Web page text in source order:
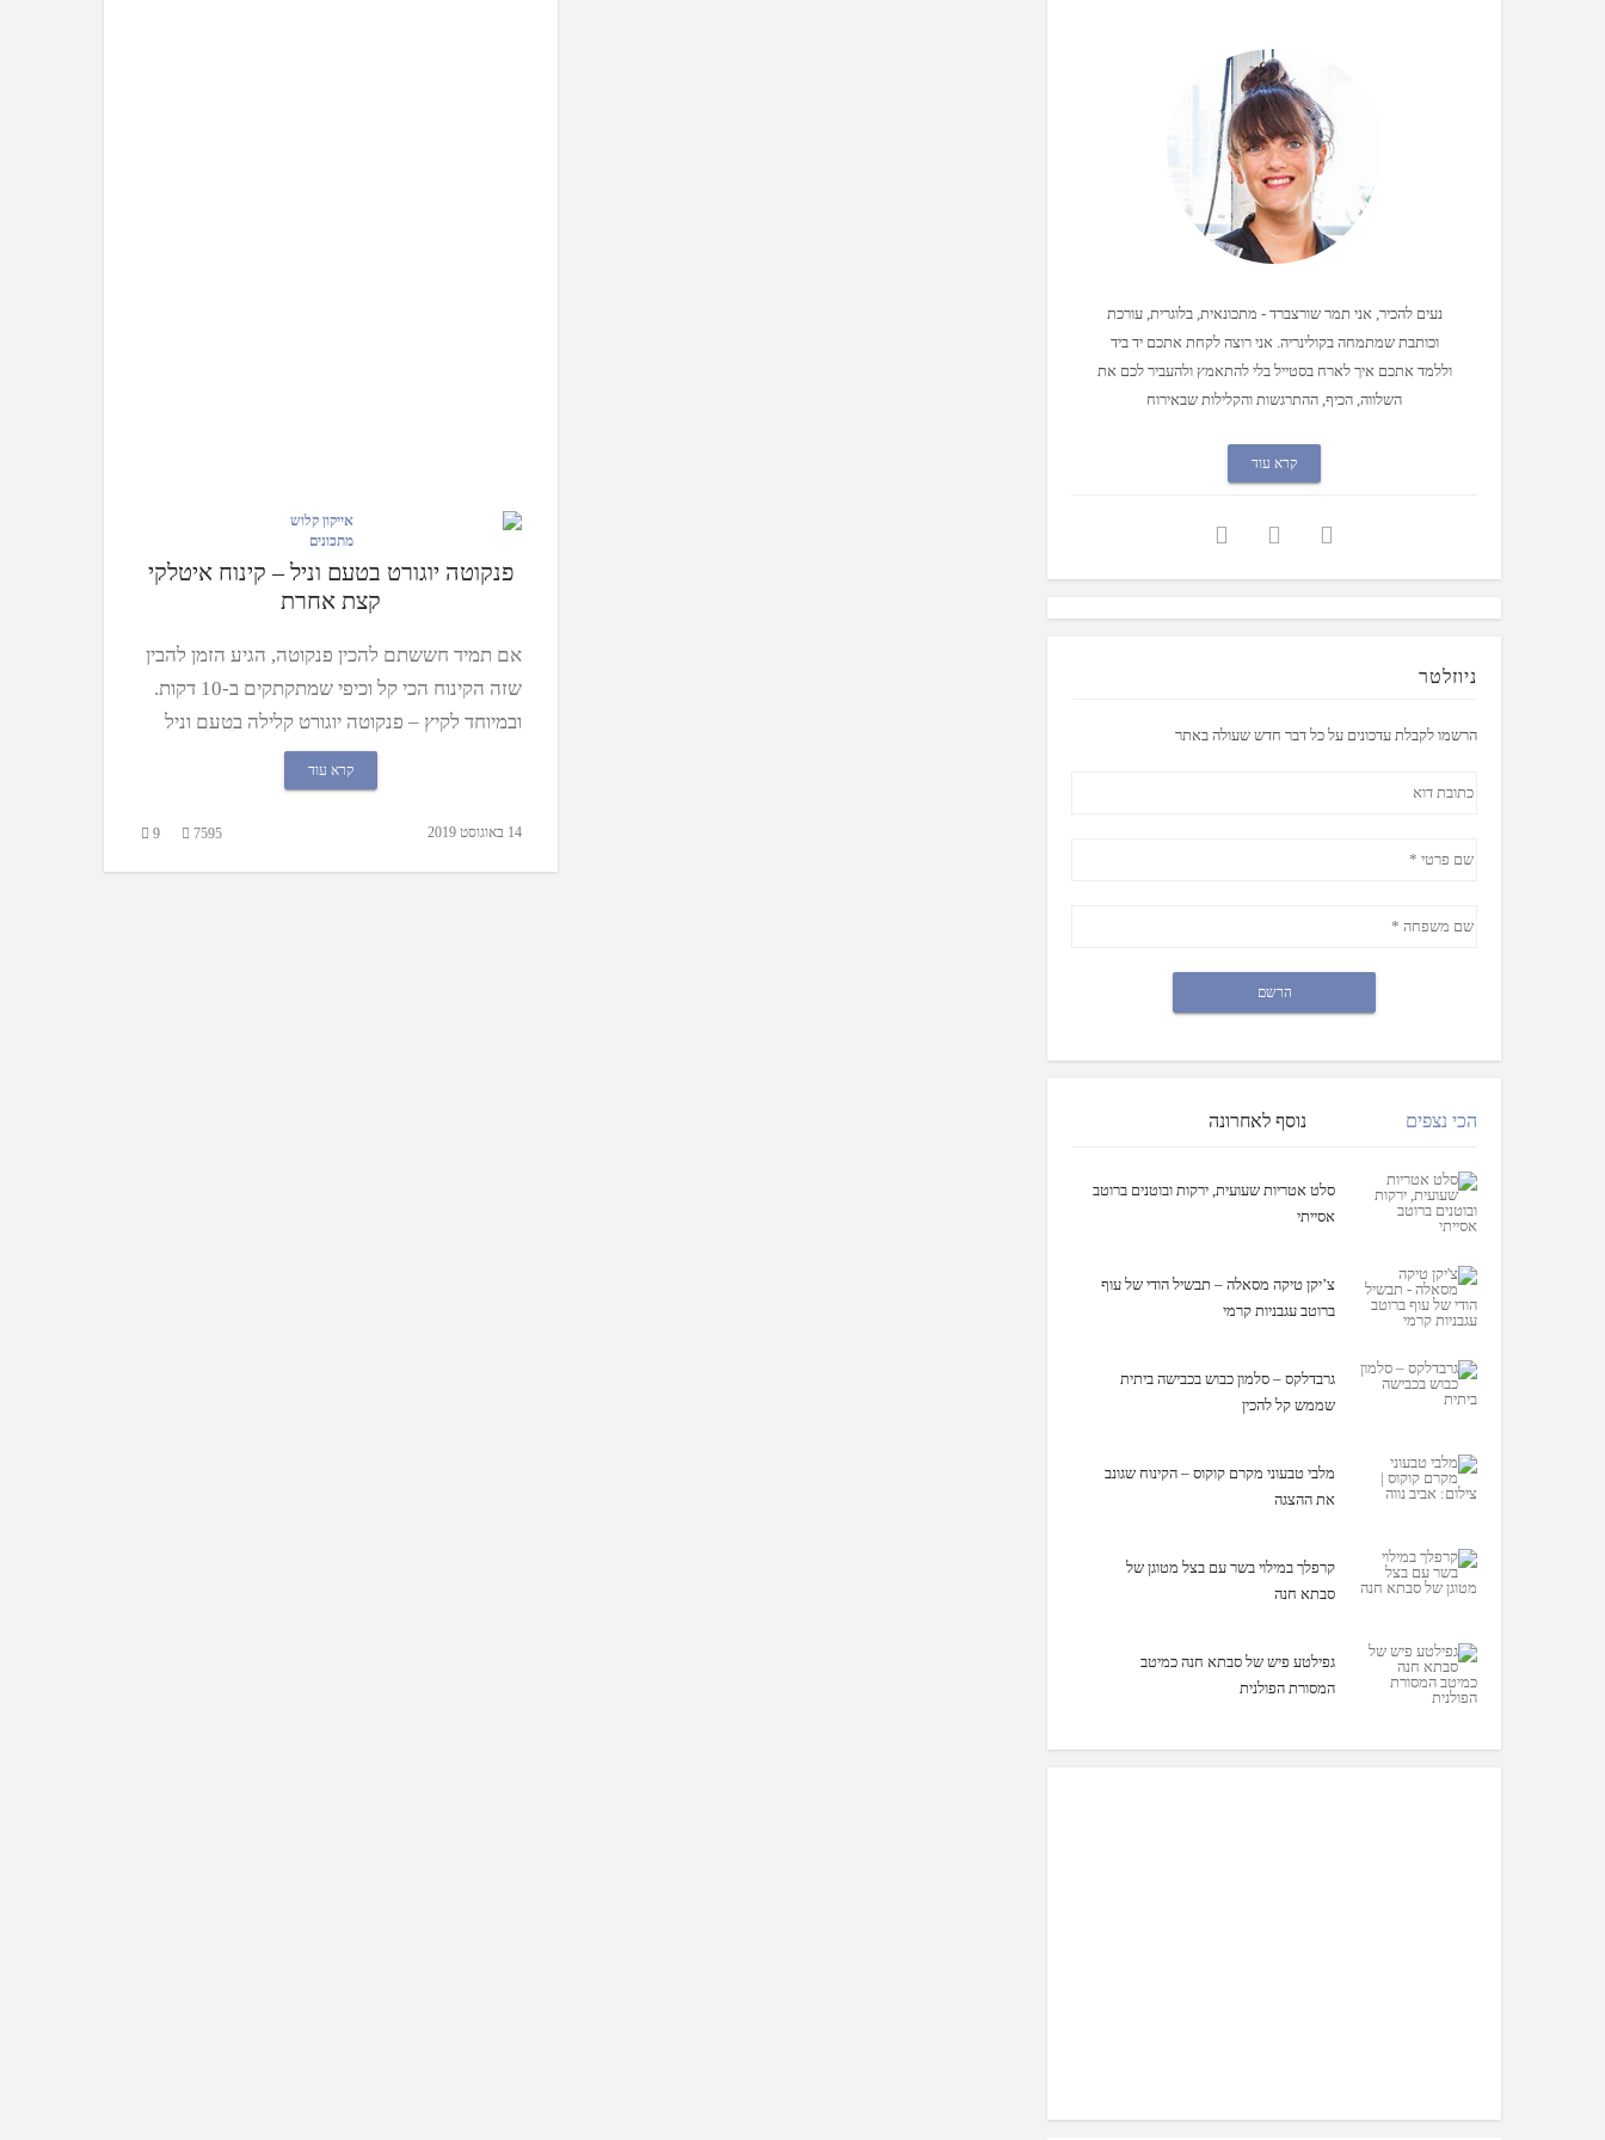
נעים להכיר, אני תמר שורצברד - מתכונאית, בלוגרית, עורכת
וכותבת שמתמחה בקולינריה. אני רוצה לקחת אתכם יד ביד
וללמד אתכם איך לארח בסטייל בלי להתאמץ ולהעביר לכם את
השלווה, הכיף, ההתרגשות והקלילות שבאירוח
קרא עוד
ניוזלטר
הרשמו לקבלת עדכונים על כל דבר חדש שעולה באתר
הכי נצפים נוסף לאחרונה
סלט אטריות שעועית, ירקות ובוטנים ברוטב
אסייתי
צ’יקן טיקה מסאלה – תבשיל הודי של עוף
ברוטב עגבניות קרמי
גרבדלקס – סלמון כבוש בכבישה ביתית
שממש קל להכין
מלבי טבעוני מקרם קוקוס – הקינוח שגונב
את ההצגה
קרפלך במילוי בשר עם בצל מטוגן של
סבתא חנה
גפילטע פיש של סבתא חנה כמיטב
המסורת הפולנית
מתכונים
פנקוטה יוגורט בטעם וניל – קינוח איטלקי
קצת אחרת
אם תמיד חששתם להכין פנקוטה, הגיע הזמן להבין
שזה הקינוח הכי קל וכיפי שמתקתקים ב-10 דקות.
ובמיוחד לקיץ – פנקוטה יוגורט קלילה בטעם וניל
קרא עוד
14 באוגוסט 2019 7595
9